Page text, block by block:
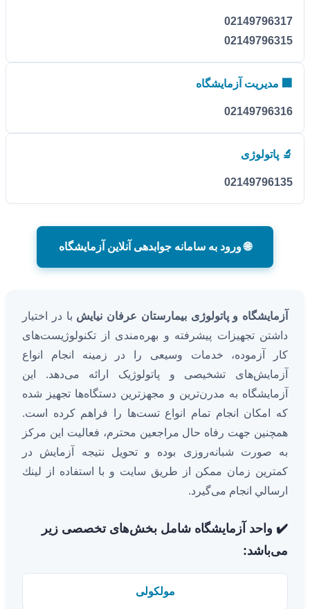
02149796317
02149796315
🏢 مدیریت آزمایشگاه
02149796316
🔬 پاتولوژی
02149796135
🌐 ورود به سامانه جوابدهی آنلاین آزمایشگاه
آزمایشگاه و پاتولوژی بیمارستان عرفان نیایش با در اختیار
داشتن تجهیزات پیشرفته و بهره‌مندی از تکنولوژیست‌های
کار آزموده، خدمات وسیعی را در زمینه انجام انواع
آزمایش‌های تشخیصی و پاتولوژیک ارائه می‌دهد. این
آزمایشگاه به مدرن‌ترین و مجهزترین دستگاه‌ها تجهیز شده
که امکان انجام تمام انواع تست‌ها را فراهم کرده است.
همچنین جهت رفاه حال مراجعین محترم، فعالیت این مرکز
به صورت شبانه‌روزی بوده و تحویل نتیجه آزمایش در
کمترین زمان ممکن از طريق سايت و با استفاده از لينك
ارسالي انجام می‌گیرد.
✔️ واحد آزمایشگاه شامل بخش‌های تخصصی زیر
می‌باشد:
مولکولی